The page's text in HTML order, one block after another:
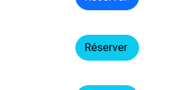
Réserver